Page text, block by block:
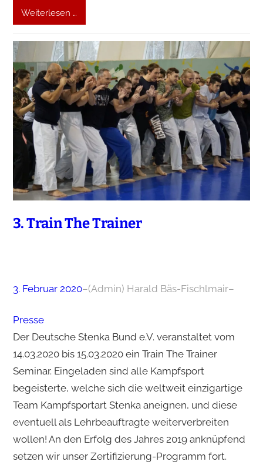
Weiterlesen …
3. Train The Trainer
3. Februar 2020–(Admin) Harald Bäs-Fischlmair–
Presse
Der Deutsche Stenka Bund e.V. veranstaltet vom
14.03.2020 bis 15.03.2020 ein Train The Trainer
Seminar. Eingeladen sind alle Kampfsport
begeisterte, welche sich die weltweit einzigartige
Team Kampfsportart Stenka aneignen, und diese
eventuell als Lehrbeauftragte weiterverbreiten
wollen! An den Erfolg des Jahres 2019 anknüpfend
setzen wir unser Zertifizierung-Programm fort.